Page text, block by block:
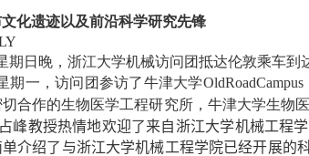
化遗迹以及前沿科学研究先锋
期日晚，浙江大学机械访问团抵达伦敦乘车到
期一，访问团参访了牛津大学OldRoadCampus
合作的生物医学工程研究所，牛津大学生物
峰教授热情地欢迎了来自浙江大学机械工程
介绍了与浙江大学机械工程学院已经开展的